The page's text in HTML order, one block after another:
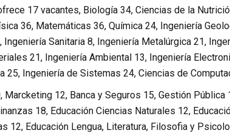
17 vacantes, Biología 34, Ciencias de la
36, Matemáticas 36, Química 24, Ingeniería
Ingeniería Sanitaria 8, Ingeniería Metalúrgica 21,
21, Ingeniería Ambiental 13, Ingeniería
25, Ingeniería de Sistemas 24, Ciencias de
Marcketing 12, Banca y Seguros 15, Gestión
18, Educación Ciencias Naturales 12,
12, Educación Lengua, Literatura, Filosofia y